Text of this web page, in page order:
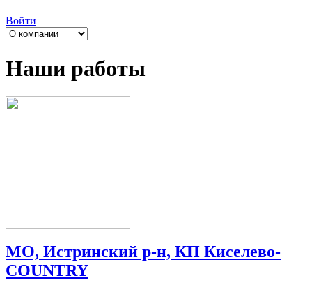
Войти
Наши работы
МО, Истринский р-н, КП Киселево-
COUNTRY